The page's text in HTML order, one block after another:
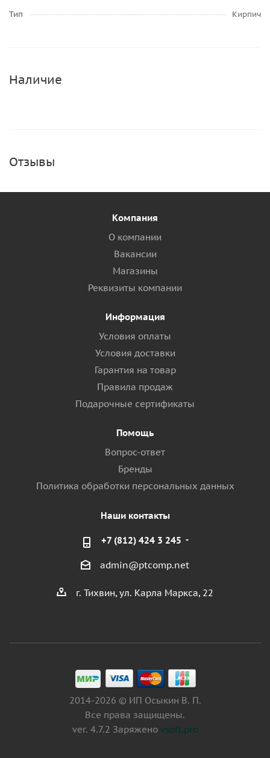
Тип Кирпич
Наличие
Отзывы
Компания
О компании
Вакансии
Магазины
Реквизиты компании
Информация
Условия оплаты
Условия доставки
Гарантия на товар
Правила продаж
Подарочные сертификаты
Помощь
Вопрос-ответ
Бренды
Политика обработки персональных данных
Наши контакты
+7 (812) 424 3 245
admin@ptcomp.net
г. Тихвин, ул. Карла Маркса, 22
2014-2026 © ИП Осыкин В. П.
Все права защищены.
ver. 4.7.2 Заряжено vsoft.pro